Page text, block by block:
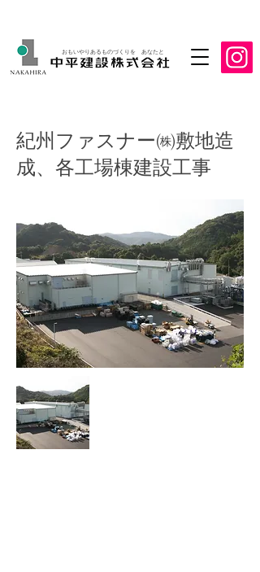
おもいやりあるものづくりを あなたと
紀州ファスナー㈱敷地造
成、各工場棟建設工事